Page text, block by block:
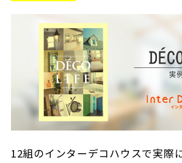
12組のインターデコハウスで実際